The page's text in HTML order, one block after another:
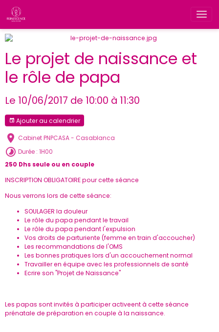
Le projet de naissance et
le rôle de papa
Le 10/06/2017 de 10:00 à 11:30
Ajouter au calendrier
Cabinet PNPCASA - Casablanca
Durée : 1H00
250 Dhs seule ou en couple
INSCRIPTION OBLIGATOIRE pour cette séance
Nous verrons lors de cette séance:
SOULAGER la douleur
Le rôle du papa pendant le travail
Le rôle du papa pendant l'expulsion
Vos droits de parturiente (femme en train d'accoucher)
Les recommandations de l'OMS
Les bonnes pratiques lors d'un accouchement normal
Travailler en équipe avec les professionnels de santé
Ecrire son "Projet de Naissance"
Les papas sont invités à participer activeent à cette séance
prénatale de préparation en couple à la naissance.